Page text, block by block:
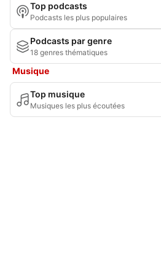
Top podcasts
Podcasts les plus populaires
Podcasts par genre
18 genres thématiques
Musique
Top musique
Musiques les plus écoutées